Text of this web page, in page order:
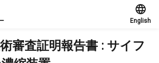
English
審査証明報告書 : サイフ